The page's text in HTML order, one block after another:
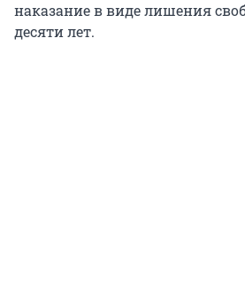
наказание в виде лишения
десяти лет.